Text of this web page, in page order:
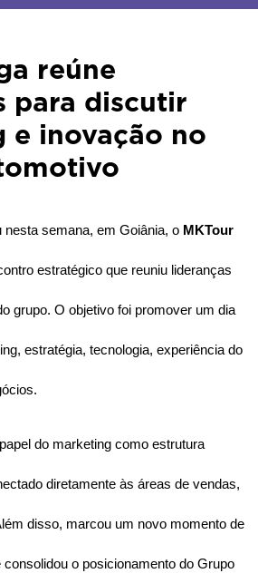
reúne
para discutir
e inovação no
nesta semana, em Goiânia, o MKTour
estratégico que reuniu lideranças
grupo. O objetivo foi promover um dia
estratégia, tecnologia, experiência do
do marketing como estrutura
diretamente às áreas de vendas,
disso, marcou um novo momento de
o posicionamento do Grupo